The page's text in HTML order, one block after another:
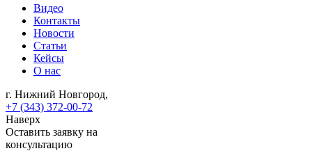
Видео
Контакты
Новости
Статьи
Кейсы
О нас
г. Нижний Новгород,
+7 (343) 372-00-72
Наверх
Оставить заявку на
консультацию